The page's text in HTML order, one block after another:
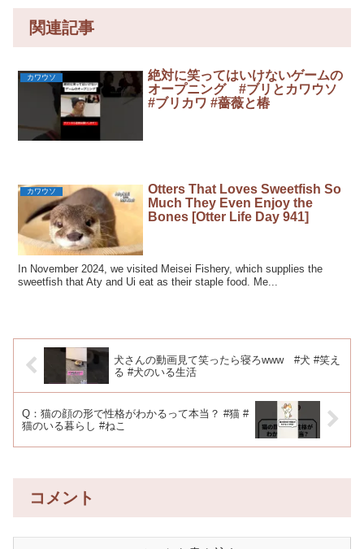
関連記事
カワウソ
絶対に笑ってはいけないゲームの
オープニング #ブリとカワウソ
#ブリカワ #薔薇と椿
カワウソ
Otters That Loves Sweetfish So
Much They Even Enjoy the
Bones [Otter Life Day 941]
In November 2024, we visited Meisei Fishery, which supplies the
sweetfish that Aty and Ui eat as their staple food. Me...
犬さんの動画見て笑ったら寝ろwww #犬 #笑え
る #犬のいる生活
Q：猫の顔の形で性格がわかるって本当？ #猫 #
猫のいる暮らし #ねこ
コメント